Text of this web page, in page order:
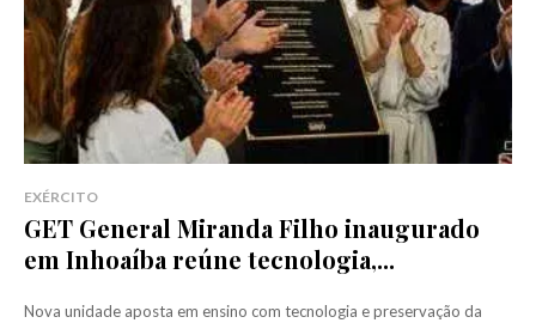
EXÉRCITO
GET General Miranda Filho inaugurado
em Inhoaíba reúne tecnologia,...
Nova unidade aposta em ensino com tecnologia e preservação da